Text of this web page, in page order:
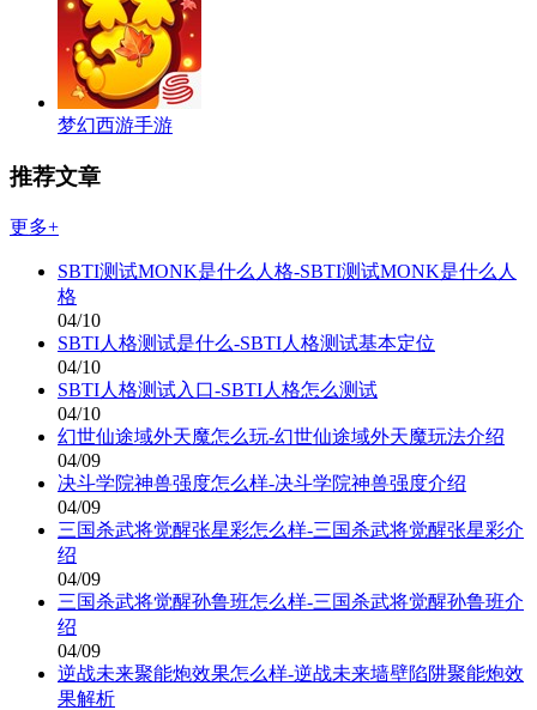
梦幻西游手游
推荐文章
更多+
SBTI测试MONK是什么人格-SBTI测试MONK是什么人
格
04/10
SBTI人格测试是什么-SBTI人格测试基本定位
04/10
SBTI人格测试入口-SBTI人格怎么测试
04/10
幻世仙途域外天魔怎么玩-幻世仙途域外天魔玩法介绍
04/09
决斗学院神兽强度怎么样-决斗学院神兽强度介绍
04/09
三国杀武将觉醒张星彩怎么样-三国杀武将觉醒张星彩介
绍
04/09
三国杀武将觉醒孙鲁班怎么样-三国杀武将觉醒孙鲁班介
绍
04/09
逆战未来聚能炮效果怎么样-逆战未来墙壁陷阱聚能炮效
果解析